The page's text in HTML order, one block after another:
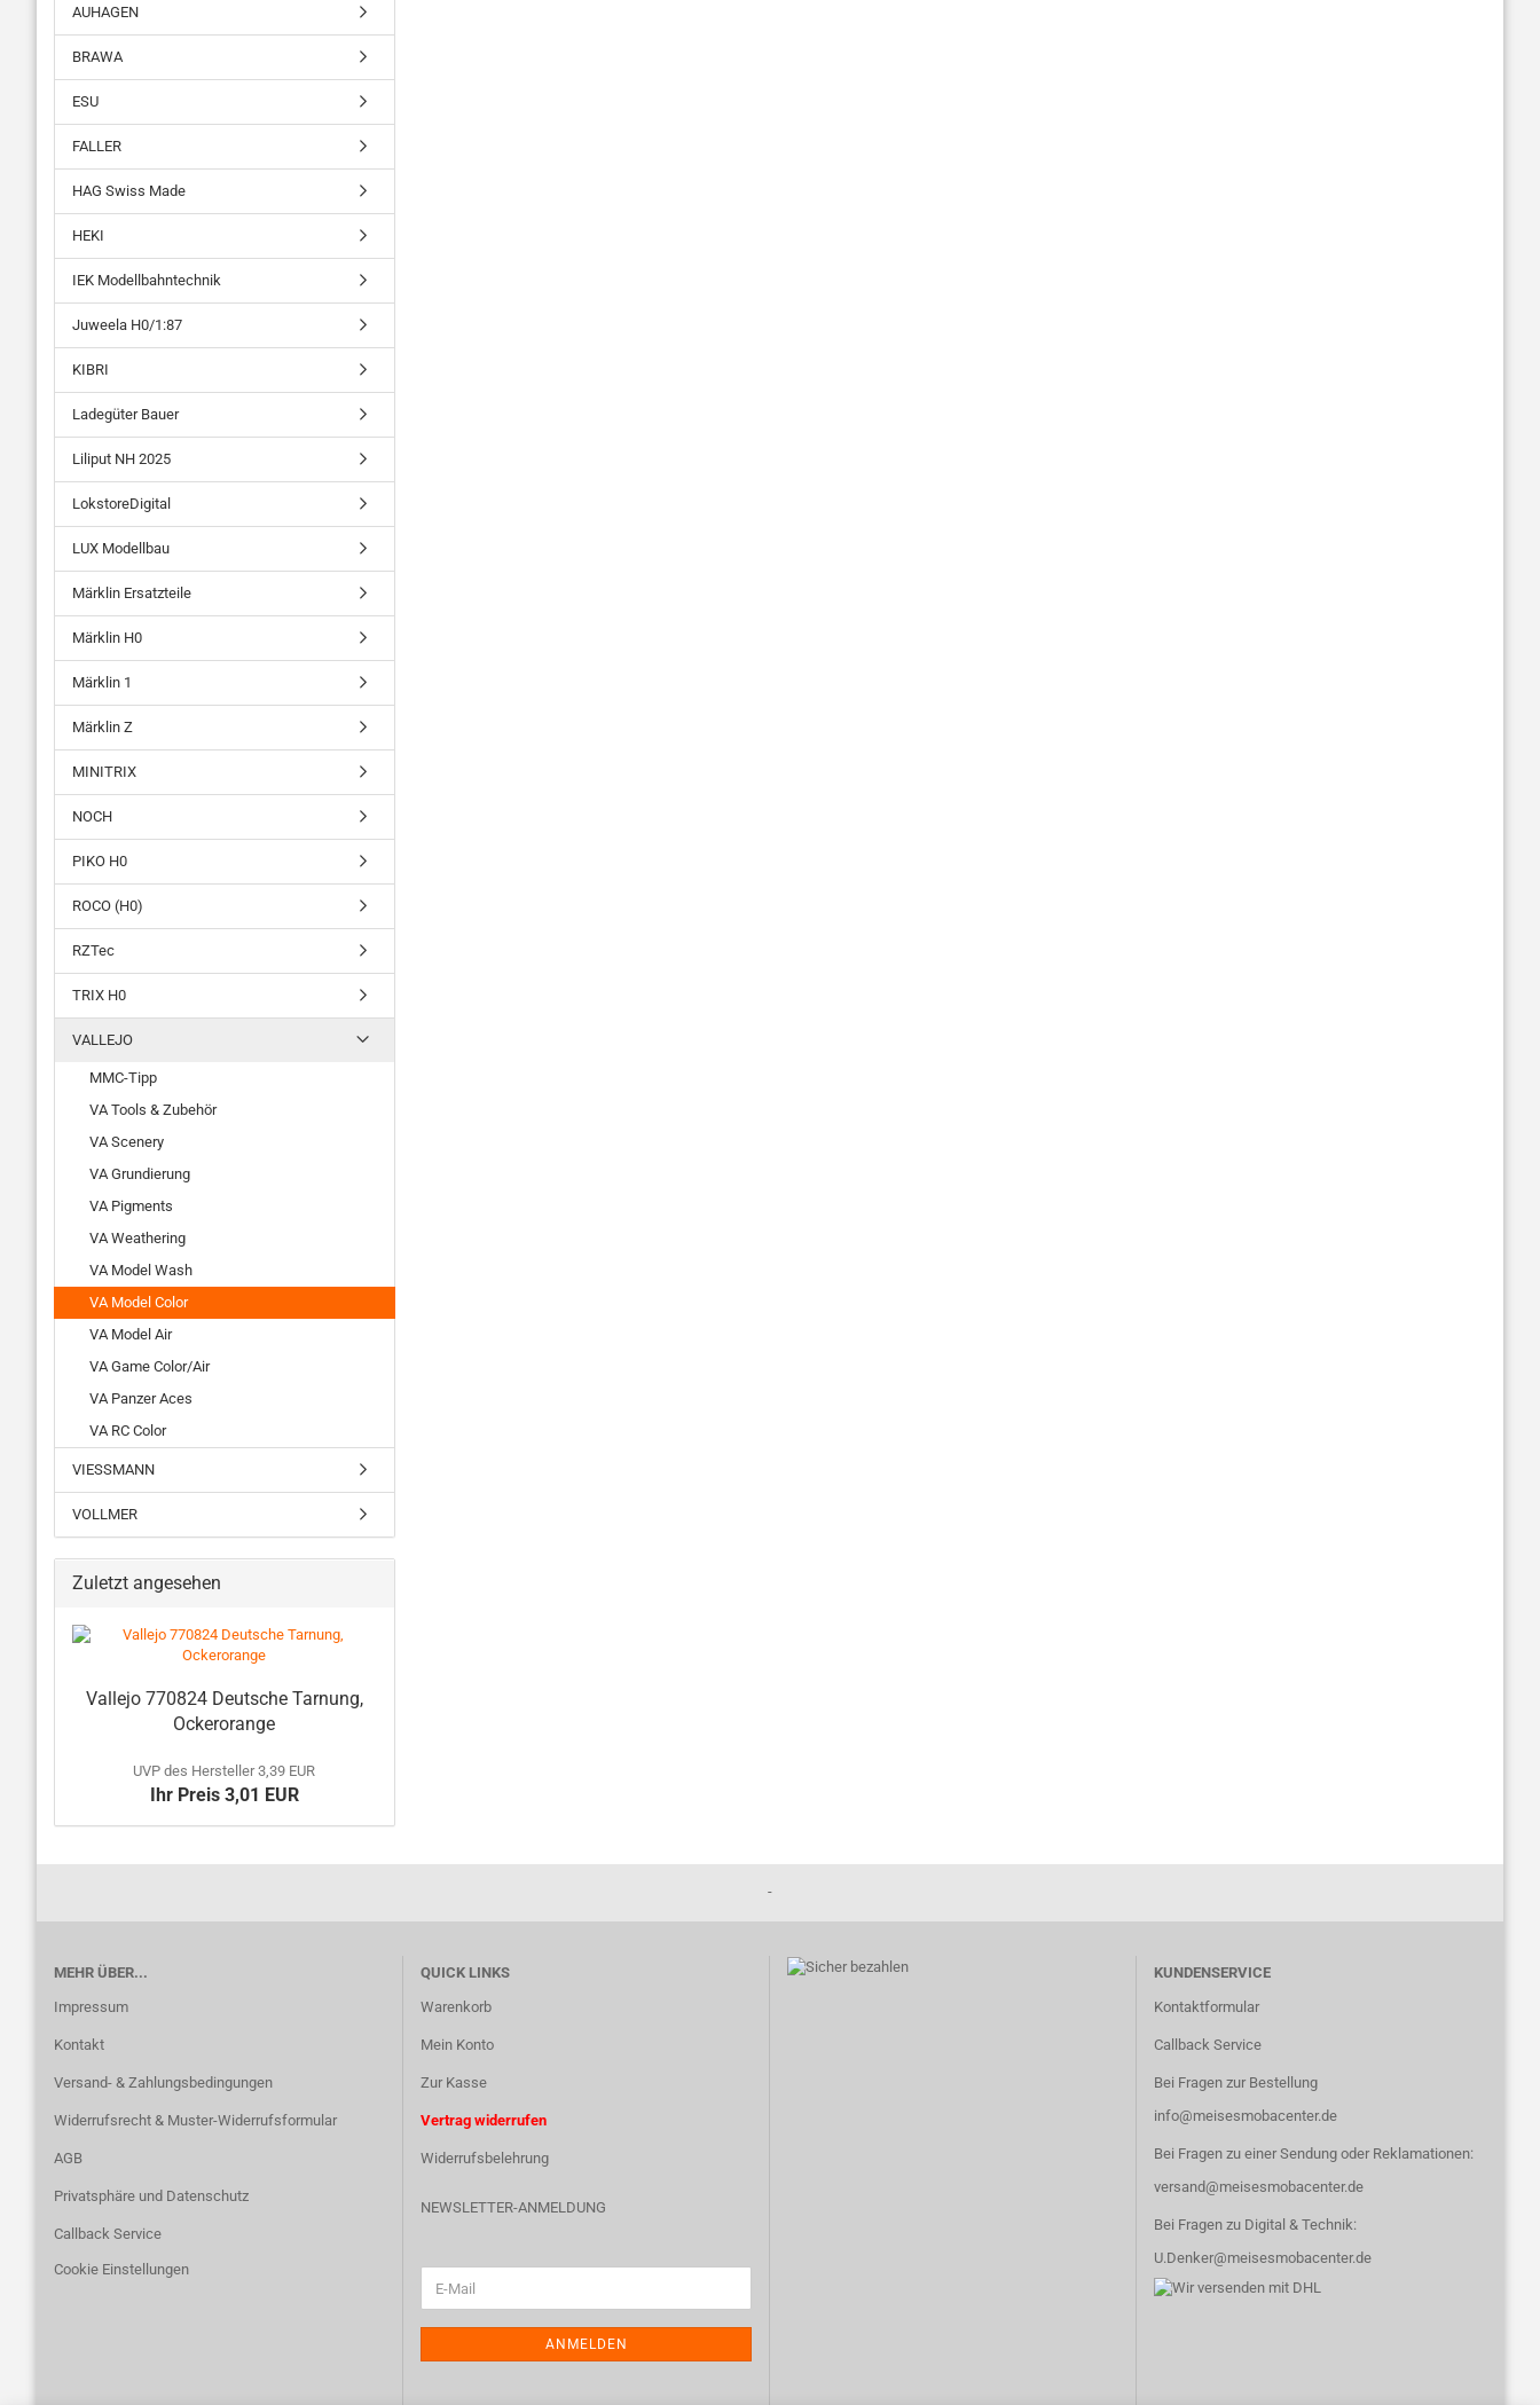
AUHAGEN
BRAWA
ESU
FALLER
HAG Swiss Made
HEKI
IEK Modellbahntechnik
Juweela H0/1:87
KIBRI
Ladegüter Bauer
Liliput NH 2025
LokstoreDigital
LUX Modellbau
Märklin Ersatzteile
Märklin H0
Märklin 1
Märklin Z
MINITRIX
NOCH
PIKO H0
ROCO (H0)
RZTec
TRIX H0
VALLEJO
MMC-Tipp
VA Tools & Zubehör
VA Scenery
VA Grundierung
VA Pigments
VA Weathering
VA Model Wash
VA Model Color
VA Model Air
VA Game Color/Air
VA Panzer Aces
VA RC Color
VIESSMANN
VOLLMER
Zuletzt angesehen
Vallejo 770824 Deutsche Tarnung,
Ockerorange
UVP des Hersteller 3,39 EUR
Ihr Preis 3,01 EUR
-
MEHR ÜBER...
Impressum
Kontakt
Versand- & Zahlungsbedingungen
Widerrufsrecht & Muster-Widerrufsformular
AGB
Privatsphäre und Datenschutz
Callback Service
Cookie Einstellungen
QUICK LINKS
Warenkorb
Mein Konto
Zur Kasse
Vertrag widerrufen
Widerrufsbelehrung
NEWSLETTER-ANMELDUNG
ANMELDEN
KUNDENSERVICE
Kontaktformular
Callback Service
Bei Fragen zur Bestellung
info@meisesmobacenter.de
Bei Fragen zu einer Sendung oder Reklamationen:
versand@meisesmobacenter.de
Bei Fragen zu Digital & Technik:
U.Denker@meisesmobacenter.de